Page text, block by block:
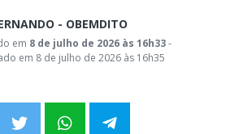
- OBEMDITO
em 8 de julho de 2026 às 16h33-
em 8 de julho de 2026 às 16h35